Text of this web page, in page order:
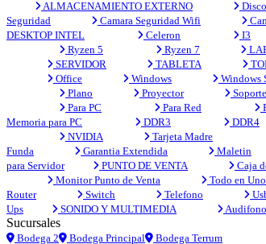
ALMACENAMIENTO EXTERNO
Seguridad
Camara Seguridad Wifi
DESKTOP INTEL
Celeron I3
Ryzen 5
Ryzen 7
SERVIDOR
TABLETA
Office
Windows Windows
Plano
Proyector
Para PC
Para Red
Memoria para PC
DDR3 DDR4
NVIDIA
Tarjeta Madre
Funda
Garantia Extendida Maletin
para Servidor
PUNTO DE VENTA Caja
Monitor Punto de Venta
Todo en
Router
Switch Telefono
Ups
SONIDO Y MULTIMEDIA Audifono
Sucursales
Bodega 2 Bodega Principal Bodega Terrum